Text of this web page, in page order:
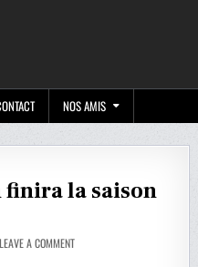
NOS AMIS
finira la saison
LEAVE A COMMENTON